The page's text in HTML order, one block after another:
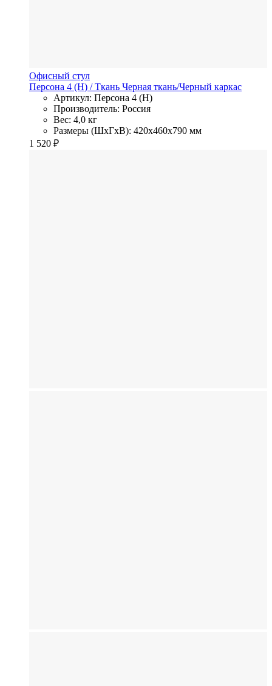
Офисный стул
Персона 4 (Н) / Ткань Черная ткань/Черный каркас
Артикул: Персона 4 (Н)
Производитель: Россия
Вес: 4,0 кг
Размеры (ШхГхВ): 420x460x790 мм
1 520 ₽